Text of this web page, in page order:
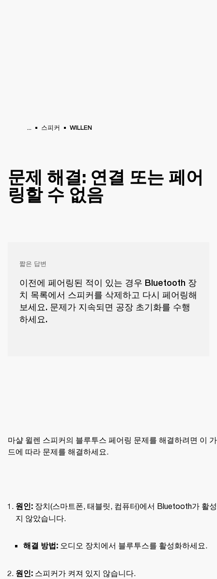
... 스피커 WILLEN
문제 해결: 연결 또는 페어
링할 수 없음
짧은 답변
이전에 페어링된 적이 있는 경우 Bluetooth 장
치 목록에서 스피커를 삭제하고 다시 페어링해
보세요. 문제가 지속되면 공장 초기화를 수행
하세요.
마샬 윌렌 스피커의 블루투스 페어링 문제를 해결하려면 이
드에 따라 문제를 해결하세요.
원인: 장치(스마트폰, 태블릿, 컴퓨터)에서 Bluetooth가 활
지 않았습니다.
해결 방법: 오디오 장치에서 블루투스를 활성화하세요.
원인: 스피커가 켜져 있지 않습니다.